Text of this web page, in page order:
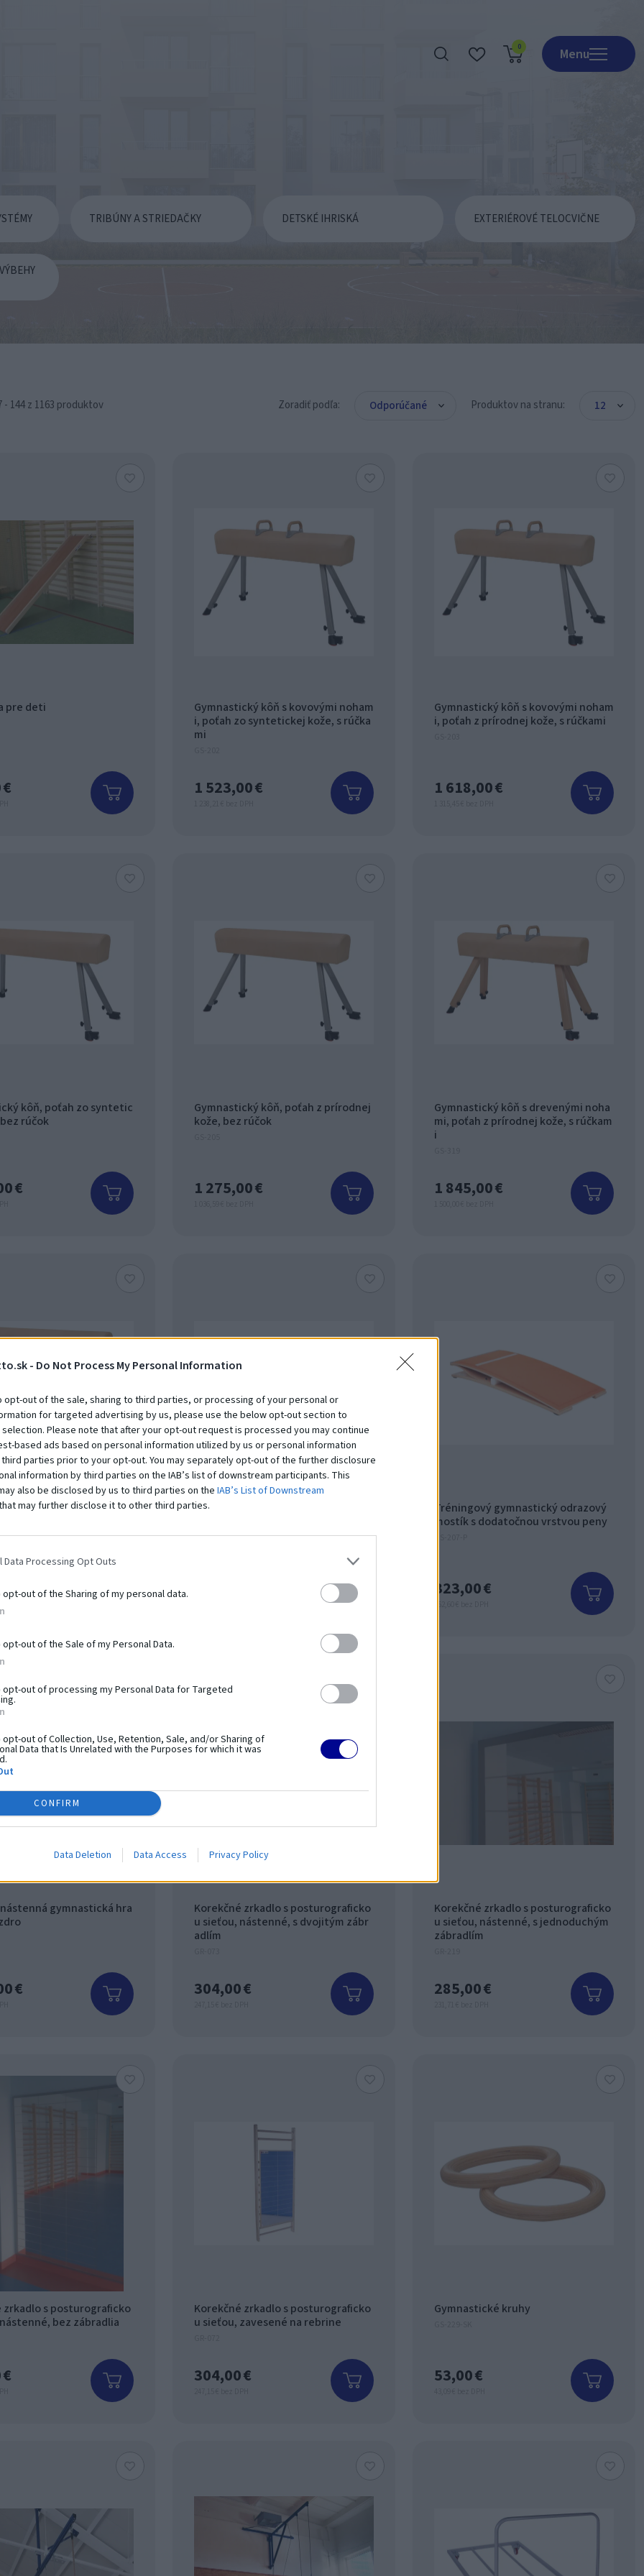
- Do Not Process My Personal Information
opt-out of the sale, sharing to third parties, or processing of your personal or
for targeted advertising by us, please use the below opt-out section to
Please note that after your opt-out request is processed you may continue
based ads based on personal information utilized by us or personal information
parties prior to your opt-out. You may separately opt-out of the further disclosure
information by third parties on the IAB’s list of downstream participants. This
also be disclosed by us to third parties on the IAB’s List of Downstream
may further disclose it to other third parties.
Data Processing Opt Outs
opt-out of the Sharing of my personal data.
out of the Sale of my Personal Data.
opt-out of processing my Personal Data for Targeted
opt-out of Collection, Use, Retention, Sale, and/or Sharing of
Data that Is Unrelated with the Purposes for which it was
CONFIRM
Data Deletion Data Access Privacy Policy
0 Menu
Katalógy
TRIBÚNY A STRIEDAČKY DETSKÉ IHRISKÁ EXTERIÉROVÉ TELOCVIČNE
- 144 z 1163 produktov Zoradiť podľa: Produktov na stranu:
pre deti
Gymnastický kôň s kovovými noham
i, poťah zo syntetickej kože, s rúčka
mi
1 523,00 €
Gymnastický kôň s kovovými noham
i, poťah z prírodnej kože, s rúčkami
1 618,00 €
kôň, poťah zo syntetic
rúčok
€
Gymnastický kôň, poťah z prírodnej
kože, bez rúčok
1 275,00 €
Gymnastický kôň s drevenými noha
mi, poťah z prírodnej kože, s rúčkam
i
1 845,00 €
kôň s drevenými noha
€
Tréningový gymnastický odrazový
GS-206
Tréningový gymnastický odrazový
mostík s dodatočnou vrstvou peny
323,00 €
gymnastická hra
€
Korekčné zrkadlo s posturograficko
u sieťou, nástenné, s dvojitým zábr
adlím
304,00 €
Korekčné zrkadlo s posturograficko
u sieťou, nástenné, s jednoduchým
zábradlím
285,00 €
zrkadlo s posturograficko
bez zábradlia
Korekčné zrkadlo s posturograficko
u sieťou, zavesené na rebrine
304,00 €
Gymnastické kruhy
53,00 €